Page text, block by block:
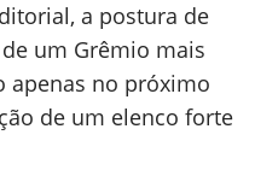
a postura de
um Grêmio mais
apenas no próximo
de um elenco forte